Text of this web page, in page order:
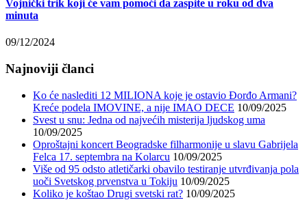
Vojnički trik koji će vam pomoći da zaspite u roku od dva
minuta
09/12/2024
Najnoviji članci
Ko će naslediti 12 MILIONA koje je ostavio Đorđo Armani?
Kreće podela IMOVINE, a nije IMAO DECE 10/09/2025
Svest u snu: Jedna od najvećih misterija ljudskog uma
10/09/2025
Oproštajni koncert Beogradske filharmonije u slavu Gabrijela
Felca 17. septembra na Kolarcu 10/09/2025
Više od 95 odsto atletičarki obavilo testiranje utvrđivanja pola
uoči Svetskog prvenstva u Tokiju 10/09/2025
Koliko je koštao Drugi svetski rat? 10/09/2025